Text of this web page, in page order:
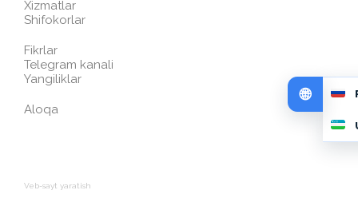
Xizmatlar
Shifokorlar
Fikrlar
Telegram kanali
Yangiliklar
Aloqa
Veb-sayt yaratish